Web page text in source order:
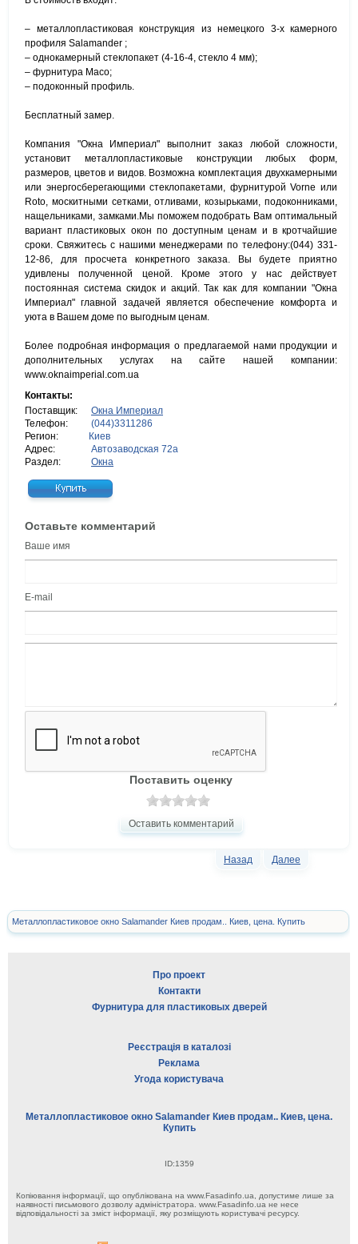
– металлопластиковая конструкция из немецкого 3-х камерного
профиля Salamander ;
– однокамерный стеклопакет (4-16-4, стекло 4 мм);
– фурнитура Maco;
– подоконный профиль.
Бесплатный замер.
Компания "Окна Империал" выполнит заказ любой сложности,
установит металлопластиковые конструкции любых форм,
размеров, цветов и видов. Возможна комплектация двухкамерными
или энергосберегающими стеклопакетами, фурнитурой Vorne или
Roto, москитными сетками, отливами, козырьками, подоконниками,
нащельниками, замками.Мы поможем подобрать Вам оптимальный
вариант пластиковых окон по доступным ценам и в кротчайшие
сроки. Свяжитесь с нашими менеджерами по телефону:(044) 331-
12-86, для просчета конкретного заказа. Вы будете приятно
удивлены полученной ценой. Кроме этого у нас действует
постоянная система скидок и акций. Так как для компании "Окна
Империал" главной задачей является обеспечение комфорта и
уюта в Вашем доме по выгодным ценам.
Более подробная информация о предлагаемой нами продукции и
дополнительных услугах на сайте нашей компании:
www.oknaimperial.com.ua
Контакты:
Поставщик:
Окна Империал
Телефон:
(044)3311286
Регион:
Киев
Адрес:
Автозаводская 72а
Раздел:
Окна
Оставьте комментарий
Ваше имя
E-mail
Поставить оценку
Оставить комментарий
Назад Далее
Металлопластиковое окно Salamander Киев продам.. Киев, цена. Купить
Про проект
Контакти
Фурнитура для пластиковых дверей
Реєстрація в каталозі
Реклама
Угода користувача
Металлопластиковое окно Salamander Киев продам.. Киев, цена.
Купить
ID:1359
Копіювання інформації, що опублікована на www.Fasadinfo.ua, допустиме лише за
наявності письмового дозволу адміністратора. www.Fasadinfo.ua не несе
відповідальності за зміст інформації, яку розміщують користувачі ресурсу.